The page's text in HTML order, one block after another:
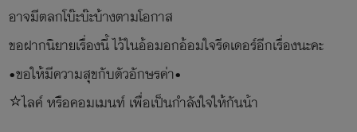
อาจมีตลกโบ๊ะบ๊ะบ้างตามโอกาส
ขอฝากนิยายเรื่องนี้ ไว้ในอ้อมอกอ้อมใจรีดเดอร์อีกเรื่องนะคะ
•ขอให้มีความสุขกับตัวอักษรค่า•
⭐️ไลค์ หรือคอมเมนท์ เพื่อเป็นกำลังใจให้กันน้า